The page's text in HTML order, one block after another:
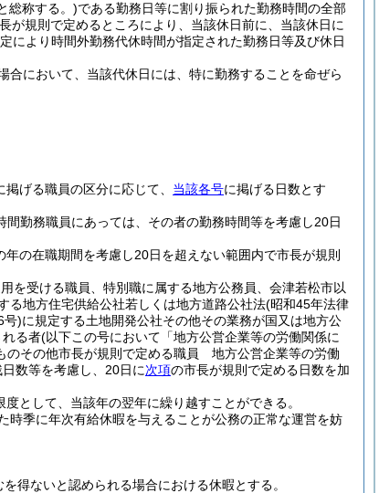
総称する。)である勤務日等に割り振られた勤務時間の全部
が規則で定めるところにより、当該休日前に、当該休日に
により時間外勤務代休時間が指定された勤務日等及び休日
において、当該代休日には、特に勤務することを命ぜら
掲げる職員の区分に応じて、 当該各号に掲げる日数とす
勤務職員にあっては、その者の勤務時間等を考慮し20日
の在職期間を考慮し20日を超えない範囲内で市長が規則
を受ける職員、特別職に属する地方公務員、会津若松市以
る地方住宅供給公社若しくは地方道路公社法(昭和45年法律
号)に規定する土地開発公社その他その業務が国又は地方公
る者(以下この号において「地方公営企業等の労働関係に
のその他市長が規則で定める職員 地方公営企業等の労働
数等を考慮し、20日に次項の市長が規則で定める日数を加
として、当該年の翌年に繰り越すことができる。
時季に年次有給休暇を与えることが公務の正常な運営を妨
得ないと認められる場合における休暇とする。